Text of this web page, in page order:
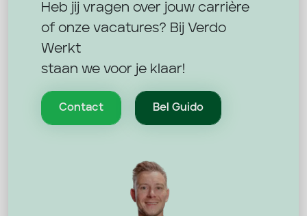
Heb jij vragen over jouw carrière
of onze vacatures? Bij Verdo
Werkt
staan we voor je klaar!
Contact Bel Guido